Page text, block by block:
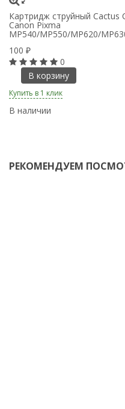
Картридж струйный Cactus
Canon Pixma
MP540/MP550/MP620/
100 ₽
0
В корзину
Купить в 1 клик
В наличии
РЕКОМЕНДУЕМ